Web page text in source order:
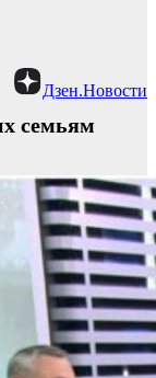
Дзен.Новости
семьям